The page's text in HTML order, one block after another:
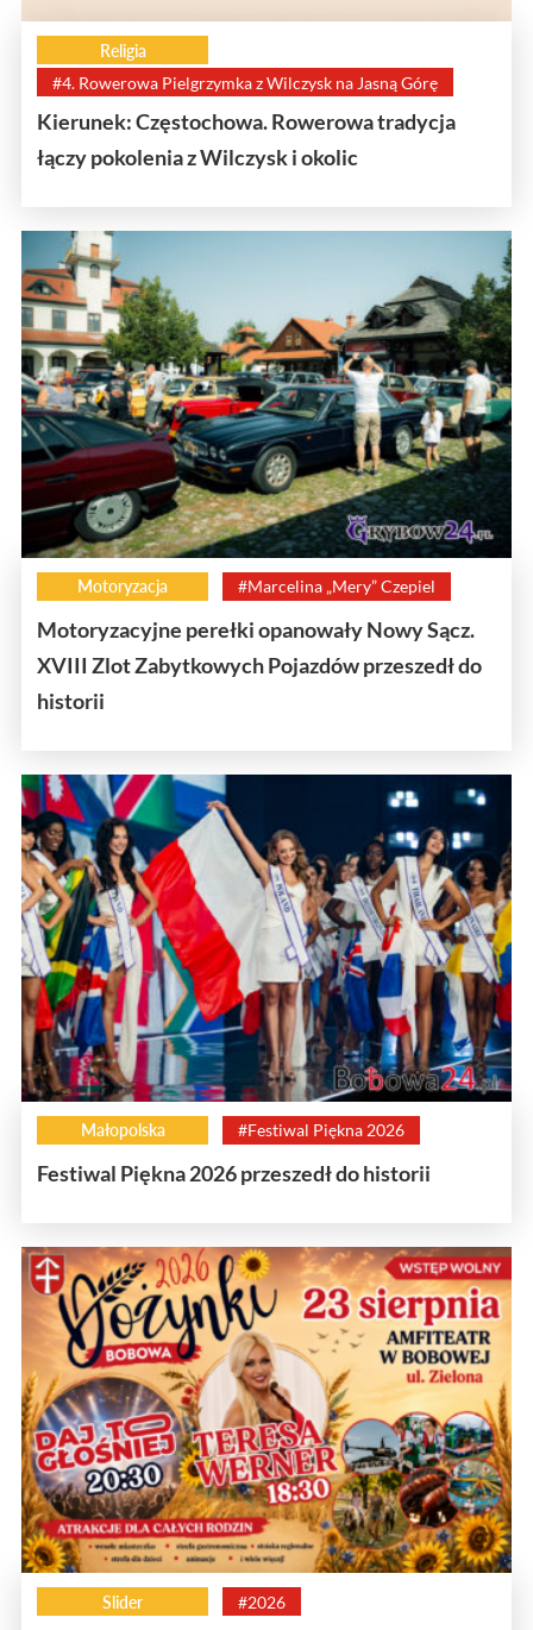
Religia
#4. Rowerowa Pielgrzymka z Wilczysk na Jasną Górę
Kierunek: Częstochowa. Rowerowa tradycja
łączy pokolenia z Wilczysk i okolic
Motoryzacja #Marcelina „Mery” Czepiel
Motoryzacyjne perełki opanowały Nowy Sącz.
XVIII Zlot Zabytkowych Pojazdów przeszedł do
historii
Małopolska #Festiwal Piękna 2026
Festiwal Piękna 2026 przeszedł do historii
Slider #2026